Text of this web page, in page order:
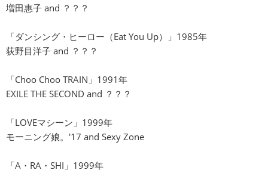
増田惠子 and ？？？
「ダンシング・ヒーロー（Eat You Up）」1985年
荻野目洋子 and ？？？
「Choo Choo TRAIN」1991年
EXILE THE SECOND and ？？？
「LOVEマシーン」1999年
モーニング娘。'17 and Sexy Zone
「A・RA・SHI」1999年